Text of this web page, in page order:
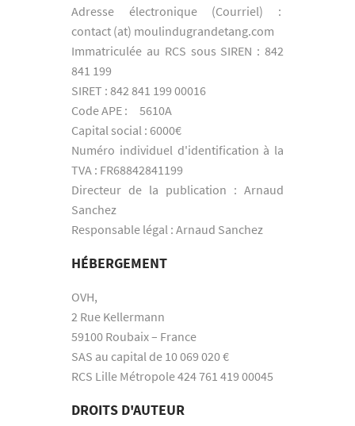
Adresse électronique (Courriel) :
contact (at) moulindugrandetang.com
Immatriculée au RCS sous SIREN : 842
841 199
SIRET : 842 841 199 00016
Code APE : 5610A
Capital social : 6000€
Numéro individuel d'identification à la
TVA : FR68842841199
Directeur de la publication : Arnaud
Sanchez
Responsable légal : Arnaud Sanchez
HÉBERGEMENT
OVH,
2 Rue Kellermann
59100 Roubaix – France
SAS au capital de 10 069 020 €
RCS Lille Métropole 424 761 419 00045
DROITS D'AUTEUR